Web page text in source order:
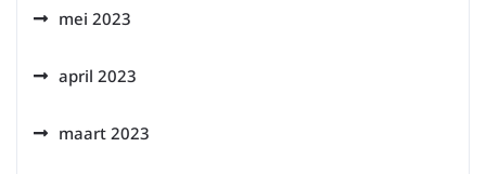
mei 2023
april 2023
maart 2023